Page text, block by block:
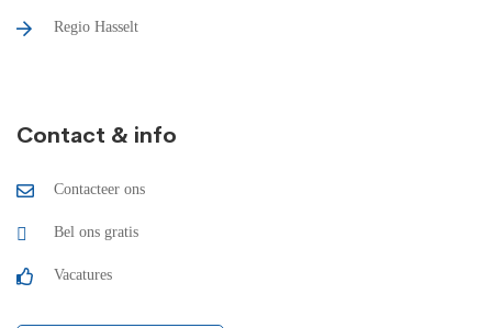
Regio Hasselt
Contact & info
Contacteer ons
Bel ons gratis
Vacatures